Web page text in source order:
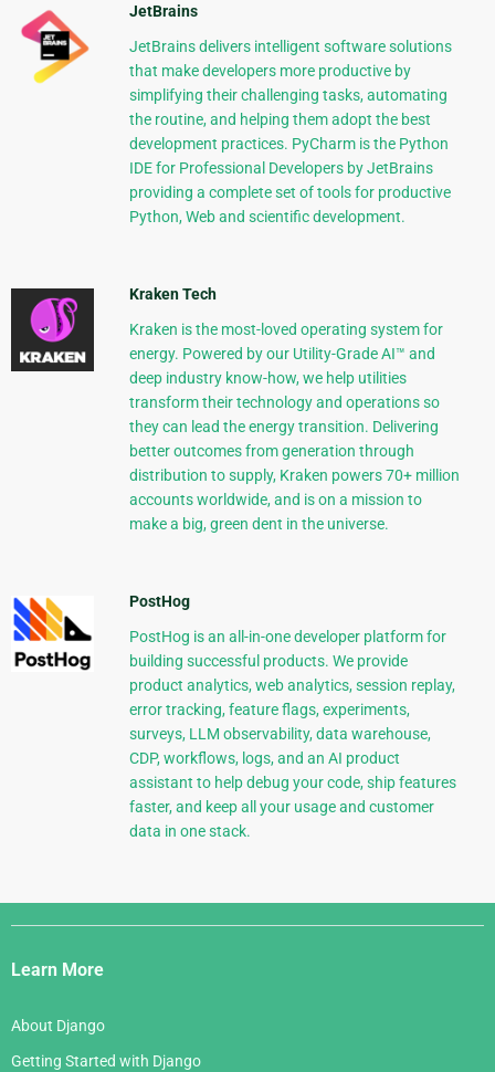
JetBrains
JetBrains delivers intelligent software solutions
that make developers more productive by
simplifying their challenging tasks, automating
the routine, and helping them adopt the best
development practices. PyCharm is the Python
IDE for Professional Developers by JetBrains
providing a complete set of tools for productive
Python, Web and scientific development.
Kraken Tech
Kraken is the most-loved operating system for
energy. Powered by our Utility-Grade AI™ and
deep industry know-how, we help utilities
transform their technology and operations so
they can lead the energy transition. Delivering
better outcomes from generation through
distribution to supply, Kraken powers 70+ million
accounts worldwide, and is on a mission to
make a big, green dent in the universe.
PostHog
PostHog is an all-in-one developer platform for
building successful products. We provide
product analytics, web analytics, session replay,
error tracking, feature flags, experiments,
surveys, LLM observability, data warehouse,
CDP, workflows, logs, and an AI product
assistant to help debug your code, ship features
faster, and keep all your usage and customer
data in one stack.
Django
Links
Learn More
About Django
Getting Started with Django